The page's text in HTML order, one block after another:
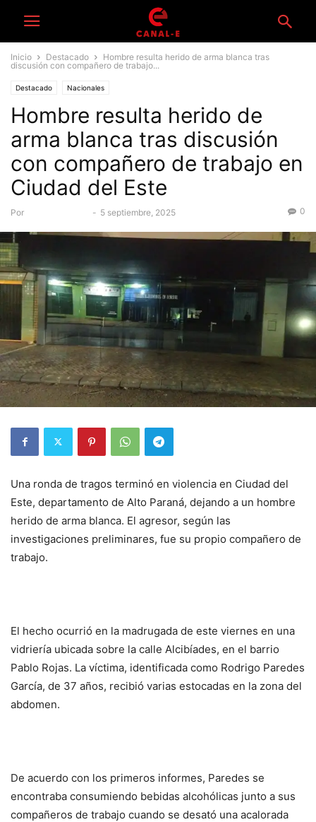
Inicio Destacado
Hombre resulta herido de arma blanca tras
discusión con compañero de trabajo...
Destacado Nacionales
Hombre resulta herido de
arma blanca tras discusión
con compañero de trabajo en
Ciudad del Este
Por - 5 septiembre, 2025 0
Una ronda de tragos terminó en violencia en Ciudad del
Este, departamento de Alto Paraná, dejando a un hombre
herido de arma blanca. El agresor, según las
investigaciones preliminares, fue su propio compañero de
trabajo.
El hecho ocurrió en la madrugada de este viernes en una
vidriería ubicada sobre la calle Alcibíades, en el barrio
Pablo Rojas. La víctima, identificada como Rodrigo Paredes
García, de 37 años, recibió varias estocadas en la zona del
abdomen.
De acuerdo con los primeros informes, Paredes se
encontraba consumiendo bebidas alcohólicas junto a sus
compañeros de trabajo cuando se desató una acalorada